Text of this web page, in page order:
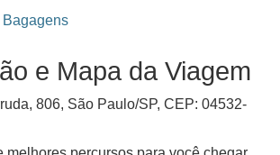
Bagagens
e Mapa da Viagem
806, São Paulo/SP, CEP: 04532-